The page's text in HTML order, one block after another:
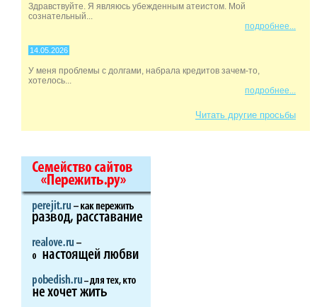
Здравствуйте. Я являюсь убежденным атеистом. Мой
сознательный...
подробнее...
14.05.2026
У меня проблемы с долгами, набрала кредитов зачем-то,
хотелось...
подробнее...
Читать другие просьбы